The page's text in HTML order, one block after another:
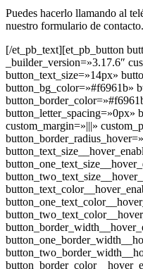
Puedes hacerlo llamando al
nuestro formulario de contacto.
[/et_pb_text][et_pb_button
_builder_version=»3.17.6″
button_text_size=»14px»
button_bg_color=»#f6961b»
button_letter_spacing=»0px»
custom_margin=»|||»